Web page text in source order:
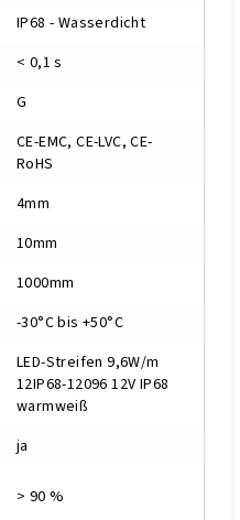
IP68 - Wasserdicht
< 0,1 s
G
CE-EMC, CE-LVC, CE-
RoHS
4mm
10mm
1000mm
-30°C bis +50°C
LED-Streifen 9,6W/m
12IP68-12096 12V IP68
warmweiß
ja
> 90 %